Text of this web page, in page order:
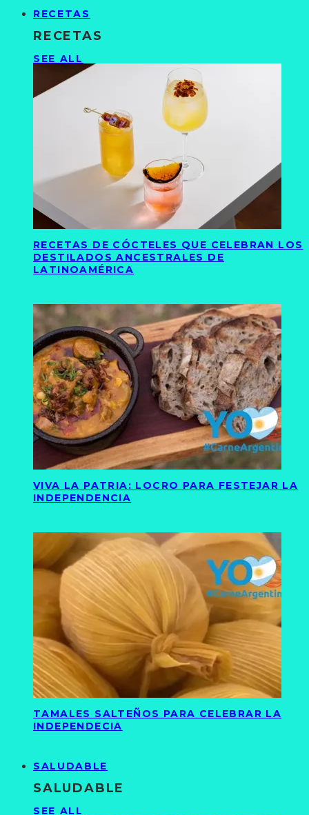
RECETAS
RECETAS
SEE ALL
RECETAS DE CÓCTELES QUE CELEBRAN LOS
DESTILADOS ANCESTRALES DE
LATINOAMÉRICA
VIVA LA PATRIA: LOCRO PARA FESTEJAR LA
INDEPENDENCIA
TAMALES SALTEÑOS PARA CELEBRAR LA
INDEPENDECIA
SALUDABLE
SALUDABLE
SEE ALL